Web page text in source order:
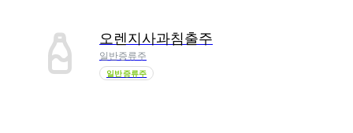
오렌지사과침출주
일반증류주
일반증류주